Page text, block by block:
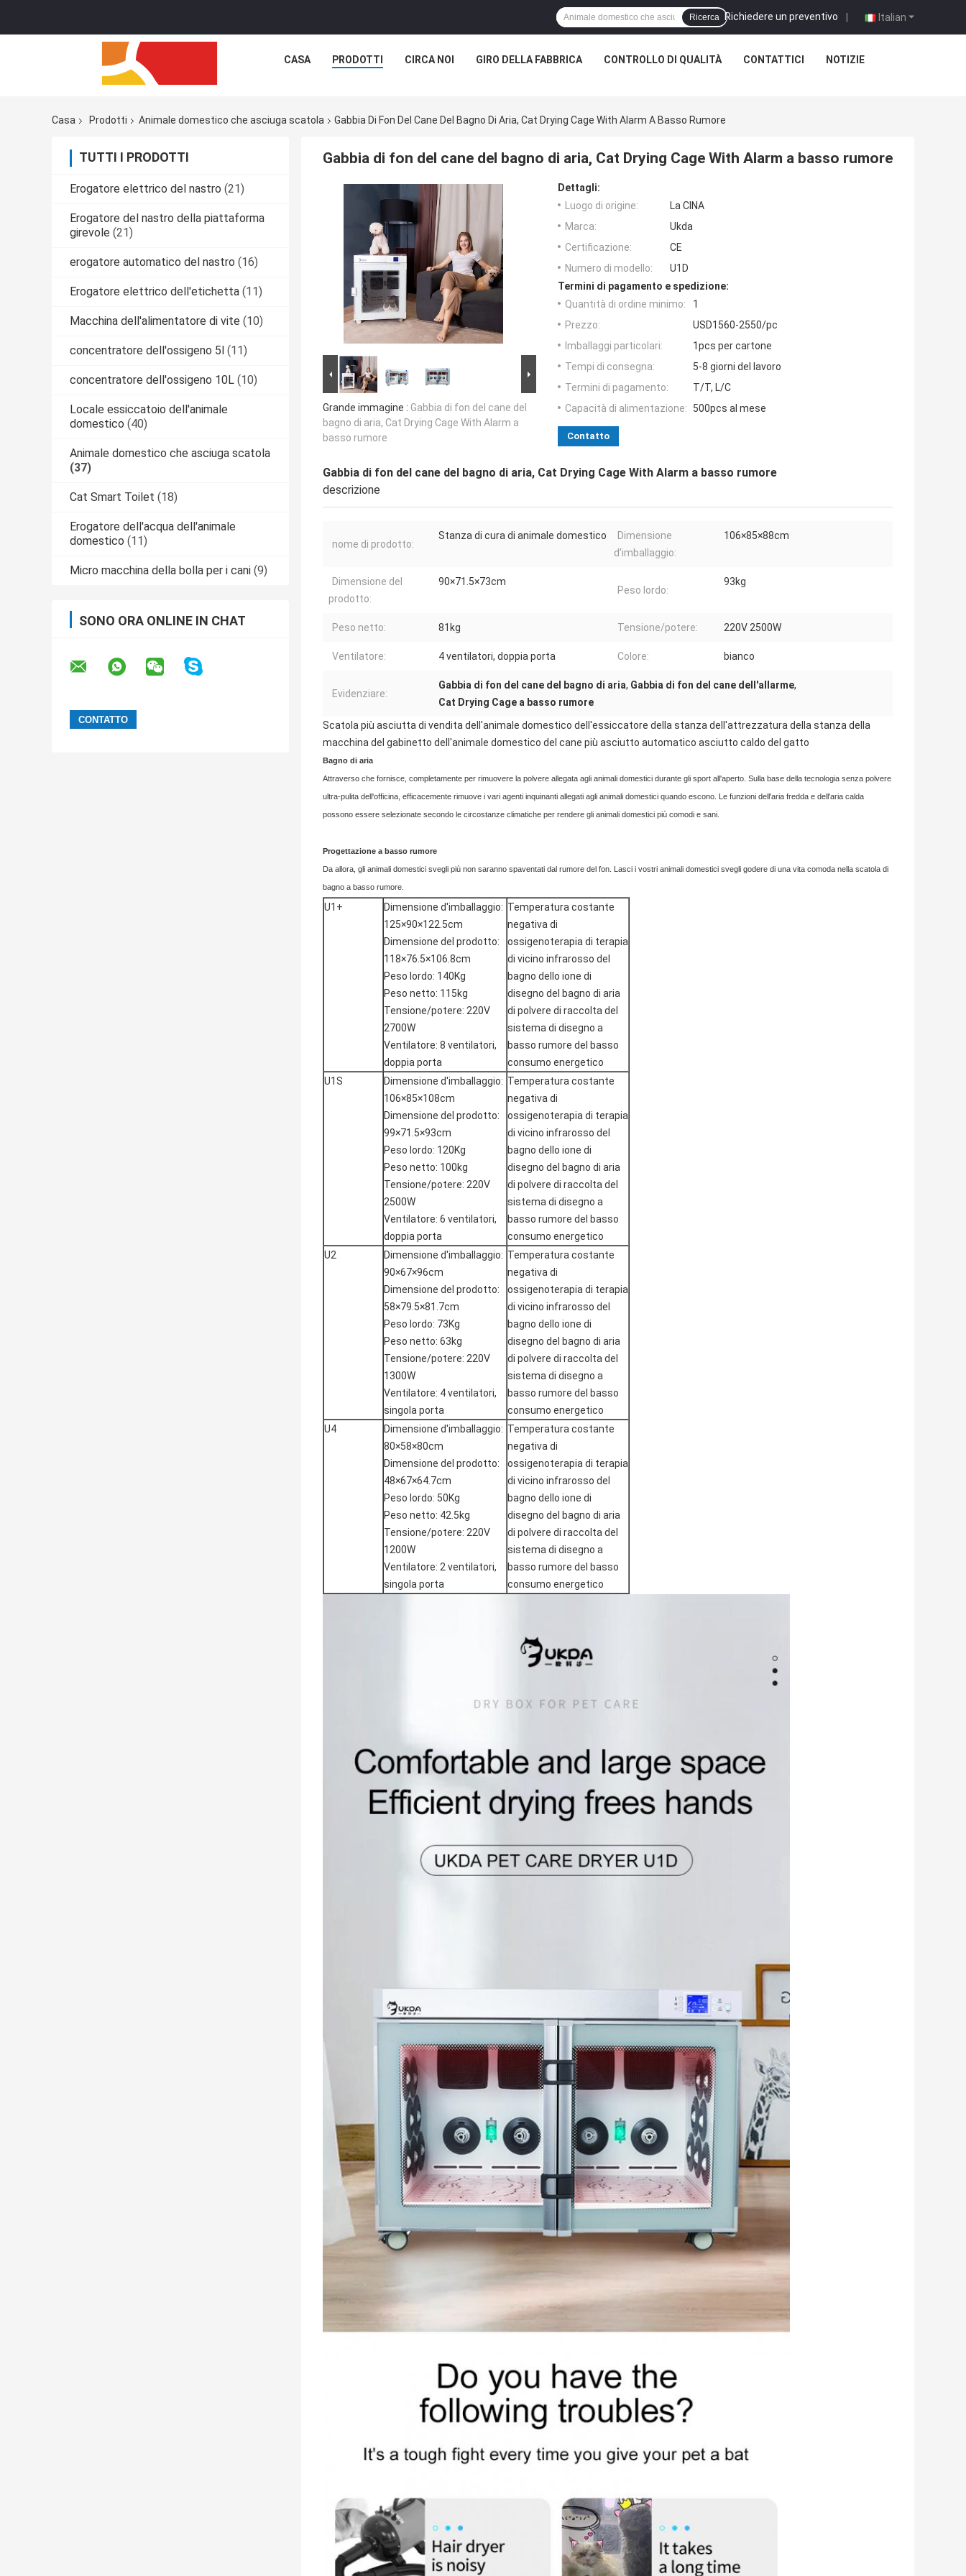
Italian
Richiedere un preventivo |
Ricerca
CASA PRODOTTI CIRCA NOI GIRO DELLA FABBRICA CONTROLLO DI QUALITÀ CONTATTICI NOTIZIE
Casa Prodotti Animale domestico che asciuga scatola Gabbia Di Fon Del Cane Del Bagno Di Aria, Cat Drying Cage With Alarm A Basso Rumore
TUTTI I PRODOTTI
Erogatore elettrico del nastro (21)
Erogatore del nastro della piattaforma
girevole (21)
erogatore automatico del nastro (16)
Erogatore elettrico dell'etichetta (11)
Macchina dell'alimentatore di vite (10)
concentratore dell'ossigeno 5l (11)
concentratore dell'ossigeno 10L (10)
Locale essiccatoio dell'animale
domestico (40)
Animale domestico che asciuga scatola
(37)
Cat Smart Toilet (18)
Erogatore dell'acqua dell'animale
domestico (11)
Micro macchina della bolla per i cani (9)
SONO ORA ONLINE IN CHAT
Gabbia di fon del cane del bagno di aria, Cat Drying Cage With Alarm a basso rumore
Grande immagine : Gabbia di fon del cane del
bagno di aria, Cat Drying Cage With Alarm a
basso rumore
Dettagli:
Luogo di origine:
La CINA
Marca:
Ukda
Certificazione:
CE
Numero di modello:
U1D
Termini di pagamento e spedizione:
Quantità di ordine minimo:
1
Prezzo:
USD1560-2550/pc
Imballaggi particolari:
1pcs per cartone
Tempi di consegna:
5-8 giorni del lavoro
Termini di pagamento:
T/T, L/C
Capacità di alimentazione:
500pcs al mese
Contatto
Gabbia di fon del cane del bagno di aria, Cat Drying Cage With Alarm a basso rumore
descrizione
nome di prodotto:
Stanza di cura di animale domestico
Dimensione
d'imballaggio:
106×85×88cm
Dimensione del
prodotto:
90×71.5×73cm
Peso lordo:
93kg
Peso netto: 81kg Tensione/potere: 220V 2500W
Ventilatore: 4 ventilatori, doppia porta Colore: bianco
Evidenziare:
Gabbia di fon del cane del bagno di aria, Gabbia di fon del cane dell'allarme,
Cat Drying Cage a basso rumore
Scatola più asciutta di vendita dell'animale domestico dell'essiccatore della stanza dell'attrezzatura della stanza della
macchina del gabinetto dell'animale domestico del cane più asciutto automatico asciutto caldo del gatto
Bagno di aria
Attraverso che fornisce, completamente per rimuovere la polvere allegata agli animali domestici durante gli sport all'aperto. Sulla base della tecnologia senza polvere
ultra-pulita dell'officina, efficacemente rimuove i vari agenti inquinanti allegati agli animali domestici quando escono. Le funzioni dell'aria fredda e dell'aria calda
possono essere selezionate secondo le circostanze climatiche per rendere gli animali domestici più comodi e sani.
Progettazione a basso rumore
Da allora, gli animali domestici svegli più non saranno spaventati dal rumore del fon. Lasci i vostri animali domestici svegli godere di una vita comoda nella scatola di
bagno a basso rumore.
U1+
Dimensione d'imballaggio:
125×90×122.5cm
Dimensione del prodotto:
118×76.5×106.8cm
Peso lordo: 140Kg
Peso netto: 115kg
Tensione/potere: 220V
2700W
Ventilatore: 8 ventilatori,
doppia porta
Temperatura costante
negativa di
ossigenoterapia di terapia
di vicino infrarosso del
bagno dello ione di
disegno del bagno di aria
di polvere di raccolta del
sistema di disegno a
basso rumore del basso
consumo energetico
U1S
Dimensione d'imballaggio:
106×85×108cm
Dimensione del prodotto:
99×71.5×93cm
Peso lordo: 120Kg
Peso netto: 100kg
Tensione/potere: 220V
2500W
Ventilatore: 6 ventilatori,
doppia porta
Temperatura costante
negativa di
ossigenoterapia di terapia
di vicino infrarosso del
bagno dello ione di
disegno del bagno di aria
di polvere di raccolta del
sistema di disegno a
basso rumore del basso
consumo energetico
U2
Dimensione d'imballaggio:
90×67×96cm
Dimensione del prodotto:
58×79.5×81.7cm
Peso lordo: 73Kg
Peso netto: 63kg
Tensione/potere: 220V
1300W
Ventilatore: 4 ventilatori,
singola porta
Temperatura costante
negativa di
ossigenoterapia di terapia
di vicino infrarosso del
bagno dello ione di
disegno del bagno di aria
di polvere di raccolta del
sistema di disegno a
basso rumore del basso
consumo energetico
U4
Dimensione d'imballaggio:
80×58×80cm
Dimensione del prodotto:
48×67×64.7cm
Peso lordo: 50Kg
Peso netto: 42.5kg
Tensione/potere: 220V
1200W
Ventilatore: 2 ventilatori,
singola porta
Temperatura costante
negativa di
ossigenoterapia di terapia
di vicino infrarosso del
bagno dello ione di
disegno del bagno di aria
di polvere di raccolta del
sistema di disegno a
basso rumore del basso
consumo energetico